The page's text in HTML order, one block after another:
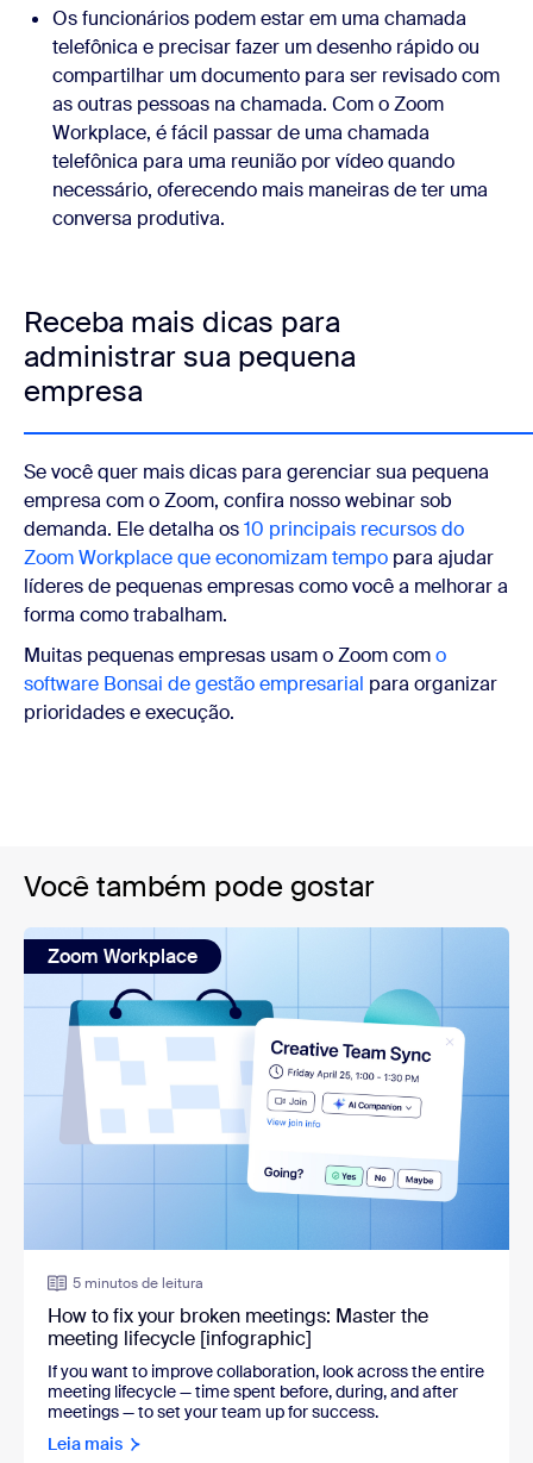
Os funcionários podem estar em uma chamada
telefônica e precisar fazer um desenho rápido ou
compartilhar um documento para ser revisado com
as outras pessoas na chamada. Com o Zoom
Workplace, é fácil passar de uma chamada
telefônica para uma reunião por vídeo quando
necessário, oferecendo mais maneiras de ter uma
conversa produtiva.
Receba mais dicas para
administrar sua pequena
empresa
Se você quer mais dicas para gerenciar sua pequena
empresa com o Zoom, confira nosso webinar sob
demanda. Ele detalha os10 principais recursos do
Zoom Workplace que economizam tempo para ajudar
líderes de pequenas empresas como você a melhorar a
forma como trabalham.
Muitas pequenas empresas usam o Zoom como
software Bonsai de gestão empresarial para organizar
prioridades e execução.
Você também pode gostar
Zoom Workplace
5 minutos de leitura
How to fix your broken meetings: Master the
meeting lifecycle [infographic]
If you want to improve collaboration, look across the entire
meeting lifecycle — time spent before, during, and after
meetings — to set your team up for success.
Leia mais